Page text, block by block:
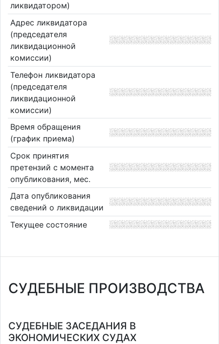
ликвидатором)
Адрес ликвидатора
(председателя
ликвидационной
комиссии)
Телефон ликвидатора
(председателя
ликвидационной
комиссии)
Время обращения
(график приема)
Срок принятия
претензий с момента
опубликования, мес.
Дата опубликования
сведений о ликвидации
Текущее состояние
СУДЕБНЫЕ ПРОИЗВОДСТВА
СУДЕБНЫЕ ЗАСЕДАНИЯ В
ЭКОНОМИЧЕСКИХ СУДАХ